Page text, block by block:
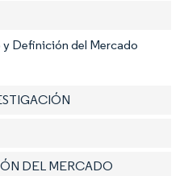
y Definición del Mercado
DEL MERCADO